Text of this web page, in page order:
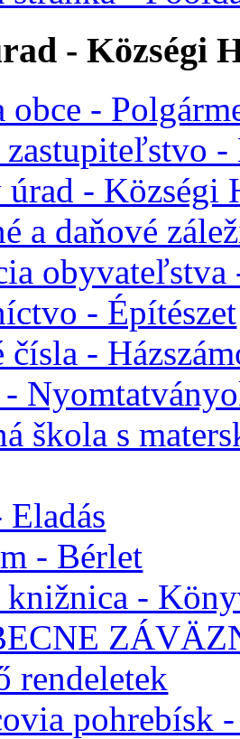
- Községi
obce -
zastupiteľstvo
úrad - Községi
a daňové
obyvateľstva
- Építészet
čísla -
škola s
Eladás
- Bérlet
knižnica -
rendeletek
pohrebísk